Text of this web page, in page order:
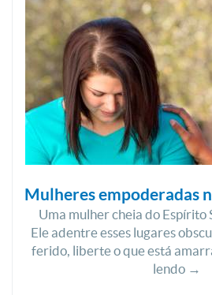
Mulheres empoderadas
Uma mulher cheia do Espírito
Ele adentre esses lugares
ferido, liberte o que está
lendo →